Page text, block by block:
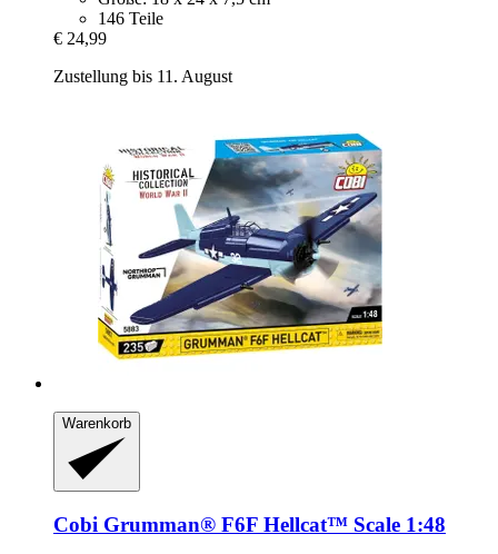
146 Teile
€ 24,99
Zustellung bis 11. August
Warenkorb
Cobi Grumman® F6F Hellcat™ Scale 1:48